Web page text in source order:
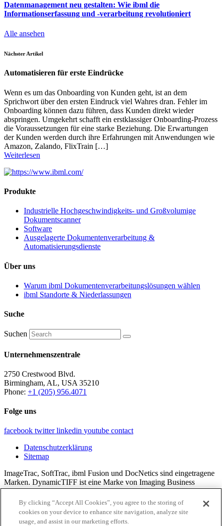
Datenmanagement neu gestalten: Wie ibml die
Informationserfassung und -verarbeitung revolutioniert
Alle ansehen
Nächster Artikel
Automatisieren für erste Eindrücke
Wenn es um das Onboarding von Kunden geht, ist an dem
Sprichwort über den ersten Eindruck viel Wahres dran. Fehler im
Onboarding können dazu führen, dass Kunden direkt wieder
abspringen. Umgekehrt schafft ein erstklassiger Onboarding-Prozess
die Voraussetzungen für eine starke Beziehung. Die Erwartungen
der Kunden werden durch ihre Erfahrungen mit Anwendungen wie
Amazon, Zalando, FlixTrain […]
Weiterlesen
Produkte
Industrielle Hochgeschwindigkeits- und Großvolumige
Dokumentscanner
Software
Ausgelagerte Dokumentenverarbeitung &
Automatisierungsdienste
Über uns
Warum ibml Dokumentenverarbeitungslösungen wählen
ibml Standorte & Niederlassungen
Suche
Suchen
Unternehmenszentrale
2750 Crestwood Blvd.
Birmingham, AL, USA 35210
Phone: +1 (205) 956.4071
Folge uns
facebook twitter linkedin youtube contact
Datenschutzerklärung
Sitemap
ImageTrac, SoftTrac, ibml Fusion und DocNetics sind eingetragene
Marken. DynamicTIFF ist eine Marke von Imaging Business
Machines, LLC.
Alle Inhalte © 2024 Imaging Business Machines, LLC.
By clicking “Accept All Cookies”, you agree to the storing of
cookies on your device to enhance site navigation, analyze site
usage, and assist in our marketing efforts.